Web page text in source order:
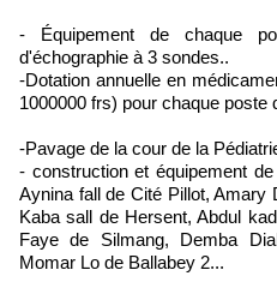
- Équipement de chaque
d'échographie à 3 sondes..
-Dotation annuelle en
1000000 frs) pour chaque poste
-Pavage de la cour de la
- construction et équipement
Aynina fall de Cité Pillot, Amary
Kaba sall de Hersent, Abdul
Faye de Silmang, Demba
Momar Lo de Ballabey 2...